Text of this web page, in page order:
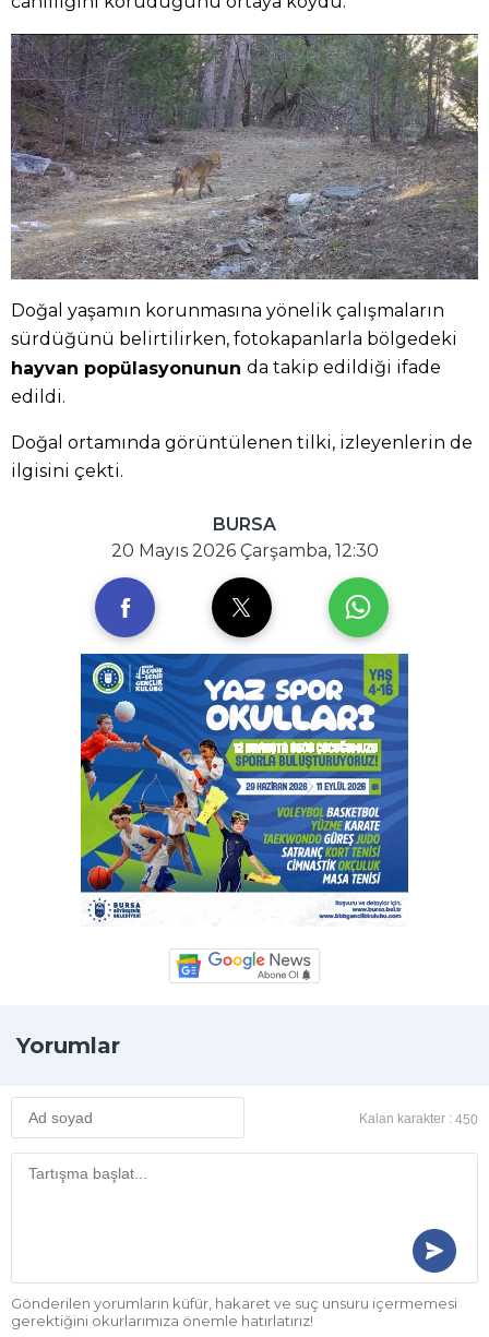
Doğal yaşamın korunmasına yönelik çalışmaların
sürdüğünü belirtilirken, fotokapanlarla bölgedeki
hayvan popülasyonunun da takip edildiği ifade
edildi.
Doğal ortamında görüntülenen tilki, izleyenlerin de
ilgisini çekti.
BURSA
20 Mayıs 2026 Çarşamba, 12:30
Yorumlar
Kalan karakter : 450
Gönderilen yorumların küfür, hakaret ve suç unsuru içermemesi
gerektiğini okurlarımıza önemle hatırlatırız!